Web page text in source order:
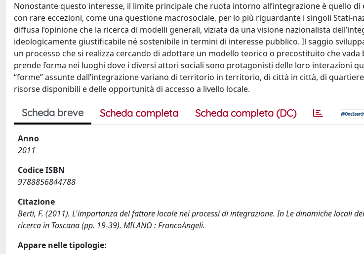
Nonostante questo interesse, il limite principale che ruota intorno all’integrazione è quello
con rare eccezioni, come una questione macrosociale, per lo più riguardante i singoli Stati-
diffusa l’opinione che la ricerca di modelli generali, viziata da una visione nazionalista
ideologicamente giustificabile né sostenibile in termini di interesse pubblico. Il saggio
un processo che si realizza cercando di adottare un modello teorico o precostituito che
prende forma nei luoghi dove i diversi attori sociali sono protagonisti delle loro interazioni
“forme” assunte dall’integrazione variano di territorio in territorio, di città in città, di
risorse disponibili e delle opportunità di accesso a livello locale.
Scheda breve Scheda completa Scheda completa (DC)
Anno
2011
Codice ISBN
9788856844788
Citazione
Berti, F. (2011). L'importanza del fattore locale nei processi di integrazione. In Le dinamiche locali
ricerca in Toscana (pp. 19-39). MILANO : FrancoAngeli.
Appare nelle tipologie: